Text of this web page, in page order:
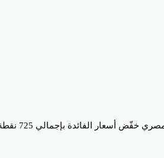
عام 2025، قبل أن يُقدم على خفض إضافي قدره 100 نقطة أساس في فبراير، عشية اندلاع الحرب الإيرانية.